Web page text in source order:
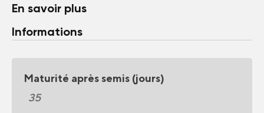
En savoir plus
Informations
Maturité après semis (jours)
35